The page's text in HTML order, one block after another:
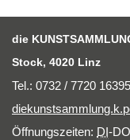
die
Stock, 4020 Linz
Tel.: 0732 / 7720
Öffnungszeiten: DI-